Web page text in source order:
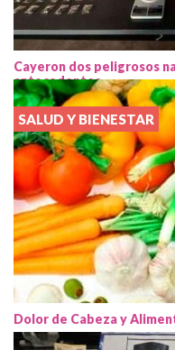
Cayeron dos peligrosos
antecedentes
SALUD Y BIENESTAR
Dolor de Cabeza y